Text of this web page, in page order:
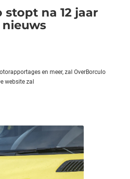
stopt na 12 jaar
en meer, zal OverBorculo
website zal